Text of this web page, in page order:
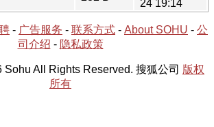
24 19:14
- 广告服务 - 联系方式 - About SOHU - 公
司介绍 - 隐私政策
All Rights Reserved. 搜狐公司 版权
所有